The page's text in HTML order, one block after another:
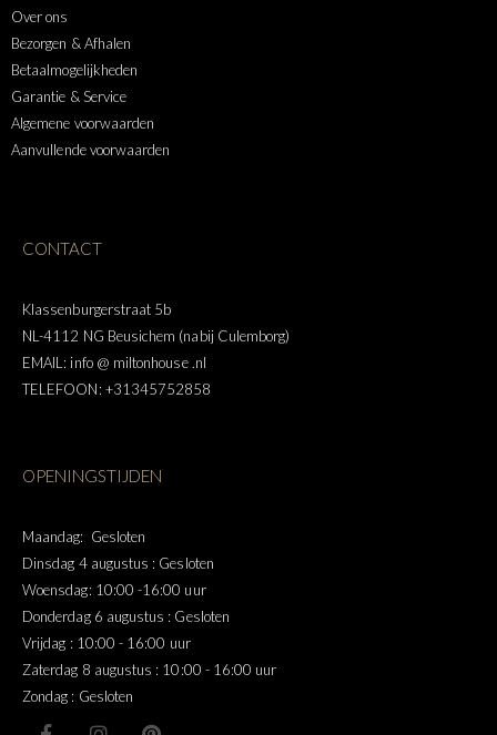
Over ons
Bezorgen & Afhalen
Betaalmogelijkheden
Garantie & Service
Algemene voorwaarden
Aanvullende voorwaarden
CONTACT
Klassenburgerstraat 5b
NL-4112 NG Beusichem (nabij Culemborg)
EMAIL: info @ miltonhouse .nl
TELEFOON: +31345752858
OPENINGSTIJDEN
Maandag: Gesloten
Dinsdag 4 augustus : Gesloten
Woensdag: 10:00 -16:00 uur
Donderdag 6 augustus : Gesloten
Vrijdag : 10:00 - 16:00 uur
Zaterdag 8 augustus : 10:00 - 16:00 uur
Zondag : Gesloten